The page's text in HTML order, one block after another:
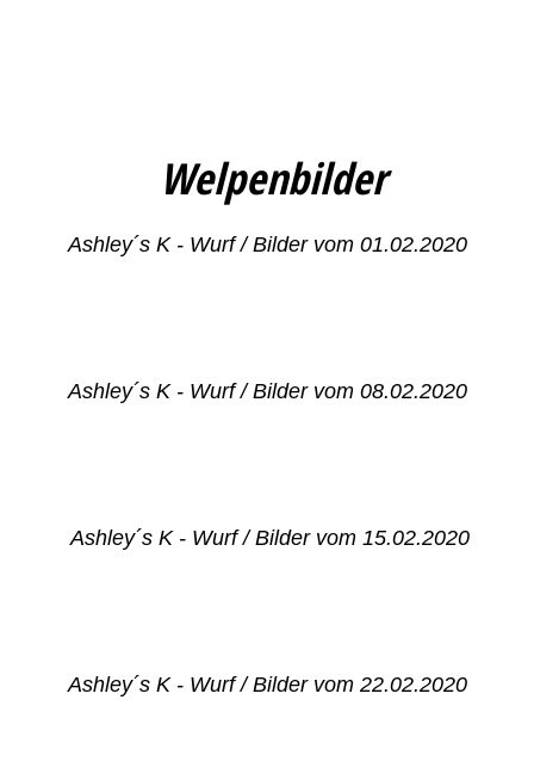
Welpenbilder
Ashley´s K - Wurf / Bilder vom 01.02.2020
Ashley´s K - Wurf / Bilder vom 08.02.2020
Ashley´s K - Wurf / Bilder vom 15.02.2020
Ashley´s K - Wurf / Bilder vom 22.02.2020